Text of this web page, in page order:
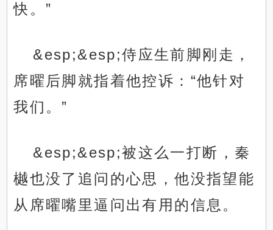
快。”
&esp;&esp;侍应生前脚刚走，
席曜后脚就指着他控诉：“他针对
我们。”
&esp;&esp;被这么一打断，秦
樾也没了追问的心思，他没指望能
从席曜嘴里逼问出有用的信息。